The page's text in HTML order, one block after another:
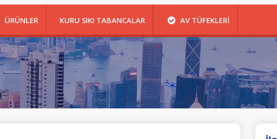
ÜRÜNLER KURU SIKI TABANCALAR AV TÜFEKLERİ
HAKKIMIZDA İLETİŞİM HAKKIMIZDA İLETİŞİM
İLETİŞİM HAKKIMIZDA İLETİŞİM MAĞAZAMIZ